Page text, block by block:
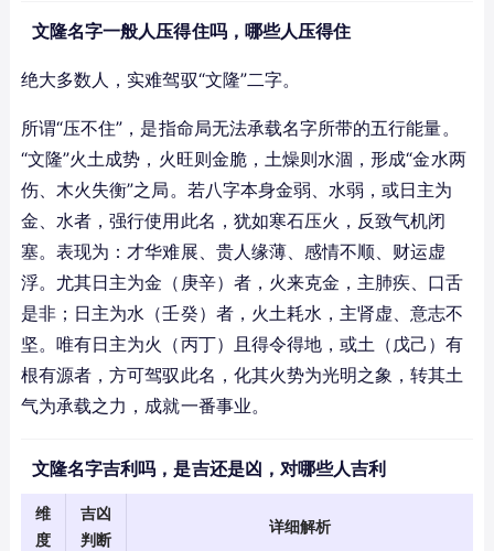
文隆名字一般人压得住吗，哪些人压得住
绝大多数人，实难驾驭“文隆”二字。
所谓“压不住”，是指命局无法承载名字所带的五行能量。
“文隆”火土成势，火旺则金脆，土燥则水涸，形成“金水两
伤、木火失衡”之局。若八字本身金弱、水弱，或日主为
金、水者，强行使用此名，犹如寒石压火，反致气机闭
塞。表现为：才华难展、贵人缘薄、感情不顺、财运虚
浮。尤其日主为金（庚辛）者，火来克金，主肺疾、口舌
是非；日主为水（壬癸）者，火土耗水，主肾虚、意志不
坚。唯有日主为火（丙丁）且得令得地，或土（戊己）有
根有源者，方可驾驭此名，化其火势为光明之象，转其土
气为承载之力，成就一番事业。
文隆名字吉利吗，是吉还是凶，对哪些人吉利
维
度
吉凶
判断
详细解析